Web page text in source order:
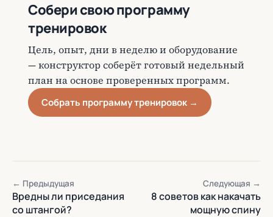
Собери свою программу
тренировок
Цель, опыт, дни в неделю и оборудование
— конструктор соберёт готовый недельный
план на основе проверенных программ.
Собрать программу тренировок →
← Предыдущая
Вредны ли приседания
со штангой?
Следующая →
8 советов как накачать
мощную спину